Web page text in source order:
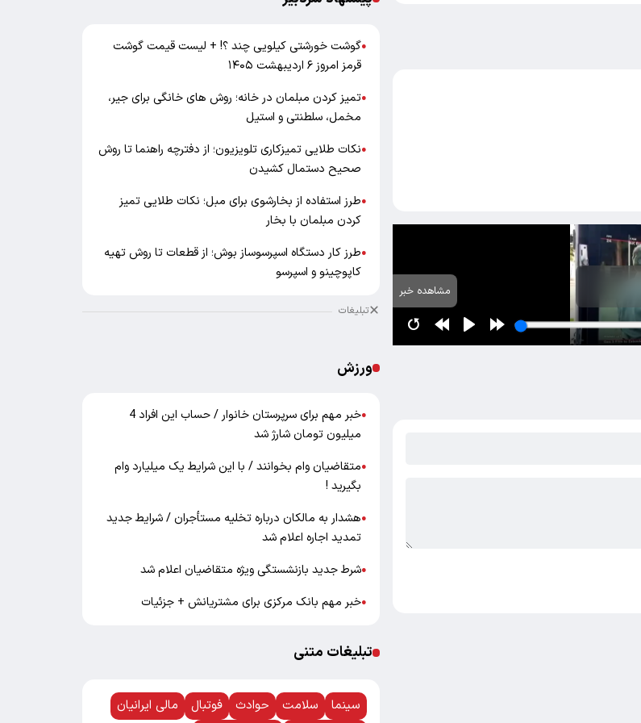
مشاهده خبر
●گوشت خورشتی کیلویی چند ؟! + لیست قیمت گوشت
قرمز امروز ۶ اردیبهشت ۱۴۰۵
●تمیز کردن مبلمان در خانه؛ روش های خانگی برای جیر،
مخمل، سلطنتی و استیل
●نکات طلایی تمیزکاری تلویزیون؛ از دفترچه راهنما تا روش
صحیح دستمال کشیدن
●طرز استفاده از بخارشوی برای مبل؛ نکات طلایی تمیز
کردن مبلمان با بخار
●طرز کار دستگاه اسپرسوساز بوش؛ از قطعات تا روش تهیه
کاپوچینو و اسپرسو
تبلیغات
ورزش
●
خبر مهم برای سرپرستان خانوار / حساب این افراد 4
میلیون تومان شارژ شد
●متقاضیان وام بخوانند / با این شرایط یک میلیارد وام
بگیرید !
●هشدار به مالکان درباره تخلیه مستأجران / شرایط جدید
تمدید اجاره اعلام شد
●شرط جدید بازنشستگی ویژه متقاضیان اعلام شد
●خبر مهم بانک مرکزی برای مشتریانش + جزئیات
تبلیغات متنی
سینما سلامت حوادث فوتبال مالی ایرانیان